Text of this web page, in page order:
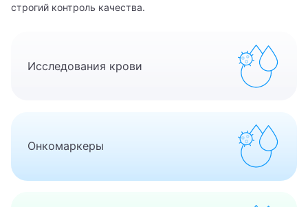
строгий контроль качества.
Исследования крови
Онкомаркеры
Записаться на прием
Администратор ответит на все ваши вопросы и
поможет записаться на прием к специалисту
Оставьте Ваши контактные данные, и мы перезвоним